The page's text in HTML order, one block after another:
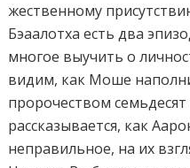
жественному
Бэаалотха есть два
многое выучить о
видим, как Моше
пророчеством
рассказывается, как
неправильное, на их